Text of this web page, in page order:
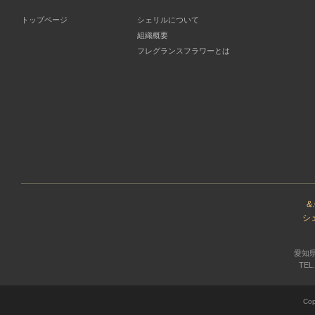
トップページ
シェリルについて
組織概要
フレグランスフラワーとは
シ
愛知